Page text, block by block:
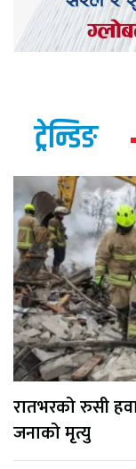
ट्रेन्डिङ
रातभरको रुसी
जनाको मृत्यु